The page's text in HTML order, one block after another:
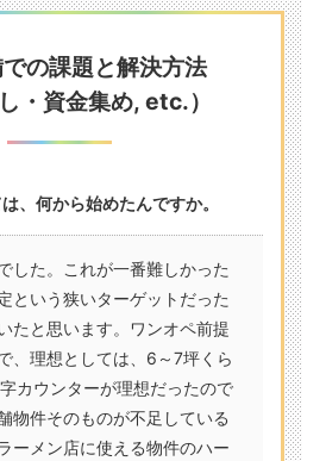
の課題と解決方法
・資金集め, etc.）
、何から始めたんですか。
した。これが一番難しかった
という狭いターゲットだった
たと思います。ワンオペ前提
、理想としては、6～7坪くら
カウンターが理想だったので
物件そのものが不足している
ーメン店に使える物件のハー